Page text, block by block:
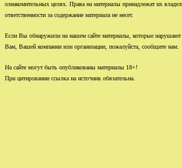
ознакомительных целях. Права на материалы принадлежат их
ответственности за содержание материала не несет.
Если Вы обнаружили на нашем сайте материалы, которые нарушают
Вам, Вашей компании или организации, пожалуйста, сообщите нам.
На сайте могут быть опубликованы материалы 18+!
При цитировании ссылка на источник обязательна.